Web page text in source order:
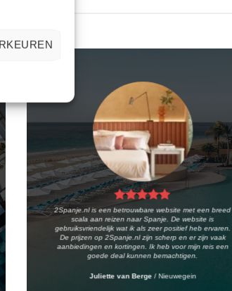
2Spanje.nl is een betrouwbare website met een breed
scala aan reizen naar Spanje. De website is
gebruiksvriendelijk wat ik als zeer positief heb ervaren.
De prijzen op 2Spanje.nl zijn scherp en er zijn vaak
aanbiedingen en kortingen. Ik heb voor mijn reis een
goede deal kunnen bemachtigen.
Juliette van Berge / Nieuwegein